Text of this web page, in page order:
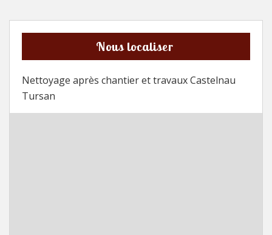
Nous localiser
Nettoyage après chantier et travaux Castelnau
Tursan